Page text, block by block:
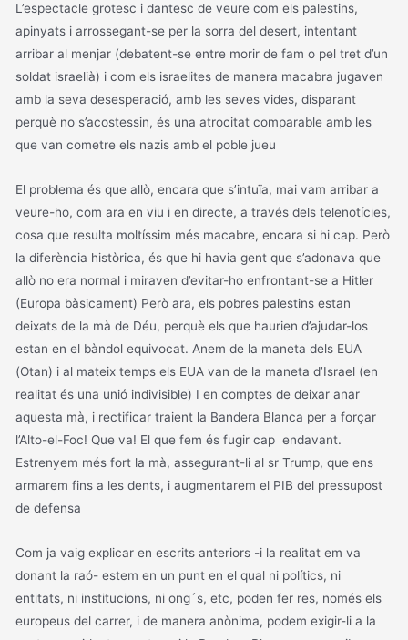
L’espectacle grotesc i dantesc de veure com els palestins,
apinyats i arrossegant-se per la sorra del desert, intentant
arribar al menjar (debatent-se entre morir de fam o pel tret d’un
soldat israelià) i com els israelites de manera macabra jugaven
amb la seva desesperació, amb les seves vides, disparant
perquè no s’acostessin, és una atrocitat comparable amb les
que van cometre els nazis amb el poble jueu
El problema és que allò, encara que s’intuïa, mai vam arribar a
veure-ho, com ara en viu i en directe, a través dels telenotícies,
cosa que resulta moltíssim més macabre, encara si hi cap. Però
la diferència històrica, és que hi havia gent que s’adonava que
allò no era normal i miraven d’evitar-ho enfrontant-se a Hitler
(Europa bàsicament) Però ara, els pobres palestins estan
deixats de la mà de Déu, perquè els que haurien d’ajudar-los
estan en el bàndol equivocat. Anem de la maneta dels EUA
(Otan) i al mateix temps els EUA van de la maneta d’Israel (en
realitat és una unió indivisible) I en comptes de deixar anar
aquesta mà, i rectificar traient la Bandera Blanca per a forçar
l’Alto-el-Foc! Que va! El que fem és fugir cap endavant.
Estrenyem més fort la mà, assegurant-li al sr Trump, que ens
armarem fins a les dents, i augmentarem el PIB del pressupost
de defensa
Com ja vaig explicar en escrits anteriors -i la realitat em va
donant la raó- estem en un punt en el qual ni polítics, ni
entitats, ni institucions, ni ong´s, etc, poden fer res, només els
europeus del carrer, i de manera anònima, podem exigir-li a la